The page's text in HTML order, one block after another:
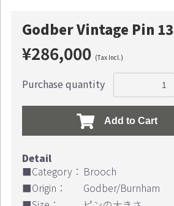
Godber Vintage Pin 13
¥286,000 (Tax Incl.)
Purchase quantity
Add to Cart
■Category： Brooch
■Origin：
Godber/Burnham